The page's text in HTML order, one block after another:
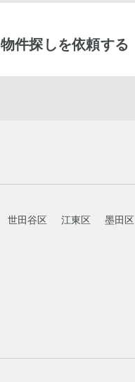
物件探しを依頼する
世田谷区 江東区 墨田区